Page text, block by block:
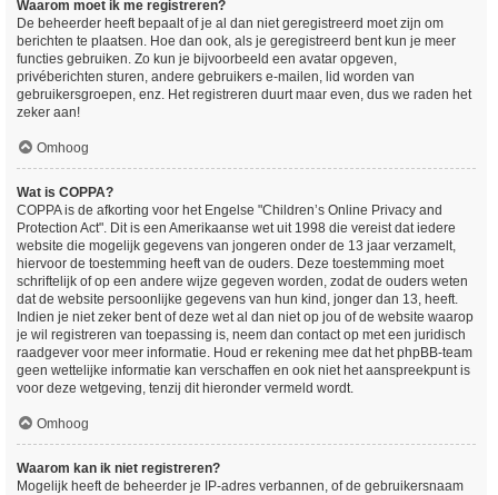
Waarom moet ik me registreren?
De beheerder heeft bepaalt of je al dan niet geregistreerd moet zijn om
berichten te plaatsen. Hoe dan ook, als je geregistreerd bent kun je meer
functies gebruiken. Zo kun je bijvoorbeeld een avatar opgeven,
privéberichten sturen, andere gebruikers e-mailen, lid worden van
gebruikersgroepen, enz. Het registreren duurt maar even, dus we raden het
zeker aan!
Omhoog
Wat is COPPA?
COPPA is de afkorting voor het Engelse "Children’s Online Privacy and
Protection Act". Dit is een Amerikaanse wet uit 1998 die vereist dat iedere
website die mogelijk gegevens van jongeren onder de 13 jaar verzamelt,
hiervoor de toestemming heeft van de ouders. Deze toestemming moet
schriftelijk of op een andere wijze gegeven worden, zodat de ouders weten
dat de website persoonlijke gegevens van hun kind, jonger dan 13, heeft.
Indien je niet zeker bent of deze wet al dan niet op jou of de website waarop
je wil registreren van toepassing is, neem dan contact op met een juridisch
raadgever voor meer informatie. Houd er rekening mee dat het phpBB-team
geen wettelijke informatie kan verschaffen en ook niet het aanspreekpunt is
voor deze wetgeving, tenzij dit hieronder vermeld wordt.
Omhoog
Waarom kan ik niet registreren?
Mogelijk heeft de beheerder je IP-adres verbannen, of de gebruikersnaam